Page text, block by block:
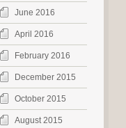
June 2016
April 2016
February 2016
December 2015
October 2015
August 2015